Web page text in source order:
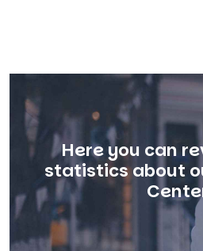
Here you can
statistics about